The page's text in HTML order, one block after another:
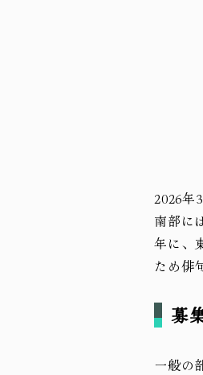
2026年
南部に
年に、
ため俳
募
一般の